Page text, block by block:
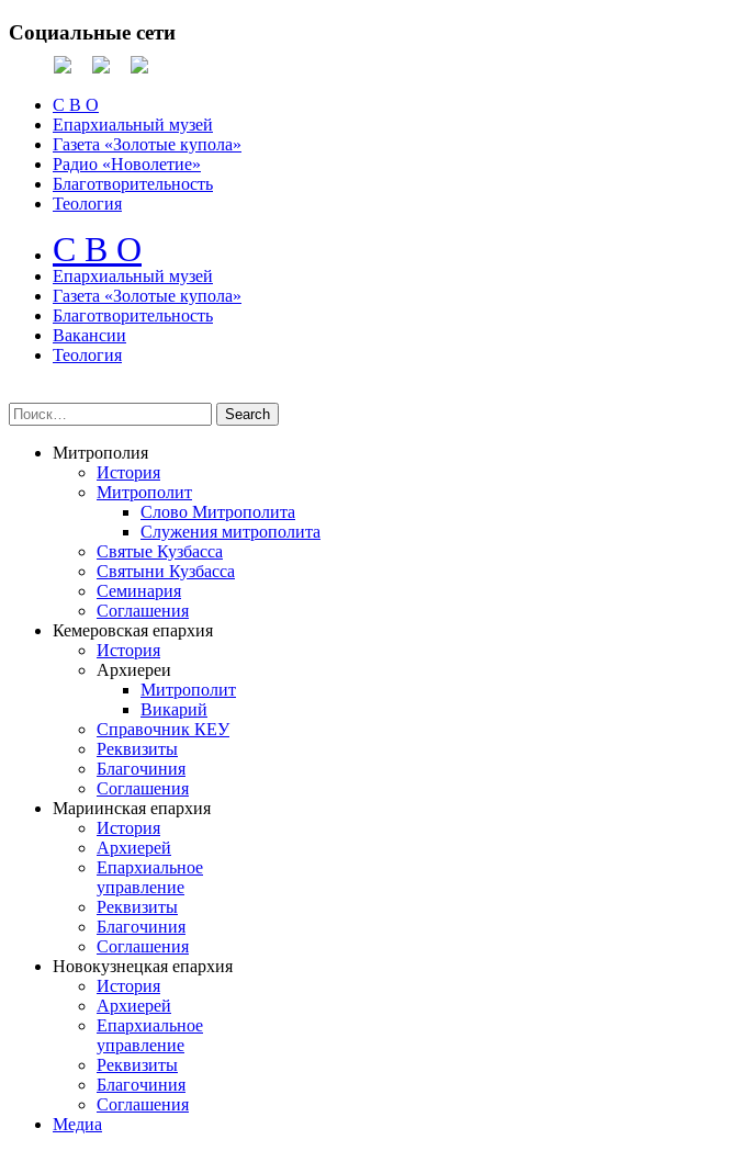
Социальные сети
С В О
Епархиальный музей
Газета «Золотые купола»
Радио «Новолетие»
Благотворительность
Теология
С В О
Епархиальный музeй
Газета «Золотые купола»
Благотворительность
Вакансии
Теология
Митрополия
История
Митрополит
Слово Митрополита
Служения митрополита
Святые Кузбасса
Святыни Кузбасса
Семинария
Соглашения
Кемеровская епархия
История
Архиереи
Митрополит
Викарий
Справочник КЕУ
Реквизиты
Благочиния
Соглашения
Мариинская епархия
История
Архиерей
Епархиальное
управление
Реквизиты
Благочиния
Соглашения
Новокузнецкая епархия
История
Архиерей
Епархиальное
управление
Реквизиты
Благочиния
Соглашения
Медиа